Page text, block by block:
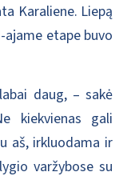
Karaliene. Liepą
etape buvo
daug, – sakė
kiekvienas gali
aš, irkluodama ir
varžybose su